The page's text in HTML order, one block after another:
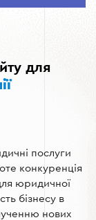
та запису на
для
послуги
конкуренція
юридичної
бізнесу в
нових